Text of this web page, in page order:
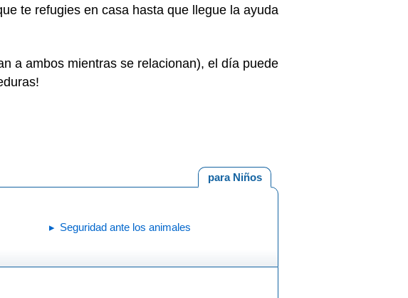
te refugies en casa hasta que llegue la ayuda
a ambos mientras se relacionan), el día puede
para Niños
Seguridad ante los animales